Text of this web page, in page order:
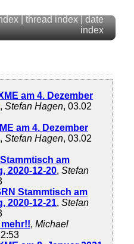
thread index
date
index
am 4. Dezember
, Stefan Hagen, 03.02
am 4. Dezember
, Stefan Hagen, 03.02
am
2020-12-20, Stefan
Stammtisch am
2020-12-21, Stefan
, Michael